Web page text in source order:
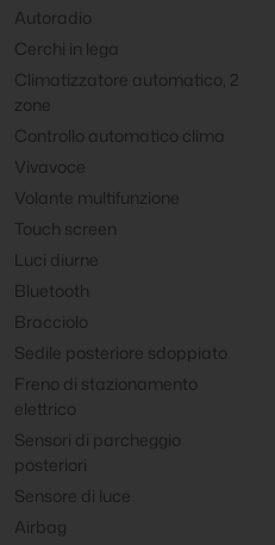
Autoradio
Cerchi in lega
Climatizzatore automatico, 2
zone
Controllo automatico clima
Vivavoce
Volante multifunzione
Touch screen
Luci diurne
Bluetooth
Bracciolo
Sedile posteriore sdoppiato
Freno di stazionamento
elettrico
Sensori di parcheggio
posteriori
Sensore di luce
Airbag